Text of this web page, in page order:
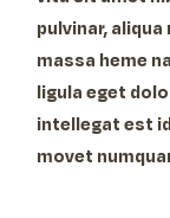
pulvinar,
massa heme
ligula eget
intellegat est
movet